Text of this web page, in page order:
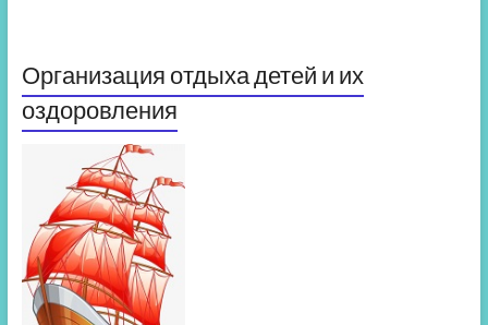
Организация отдыха детей и их
оздоровления